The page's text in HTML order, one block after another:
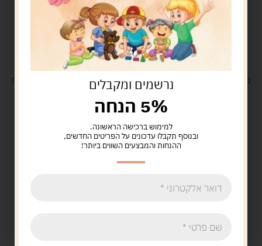
משלוח בקנייה מעל 329 ש"ח משלוח עםנרשמים ומקבלים
5% הנחה
למימוש ברכישה הראשונה.
ובנוסף תקבלו עדכונים על הפריטים החדשים,
ההנחות והמבצעים השווים ביותר!